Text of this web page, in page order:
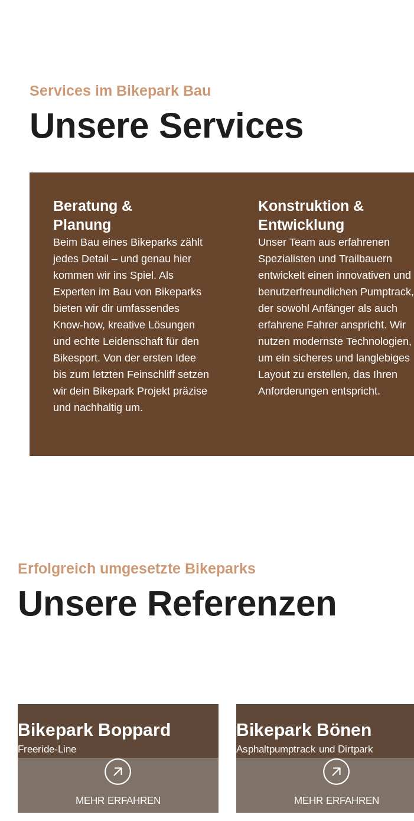
Services im Bikepark Bau
Unsere Services
Beratung &
Planung
Beim Bau eines Bikeparks zählt
jedes Detail – und genau hier
kommen wir ins Spiel. Als
Experten im Bau von Bikeparks
bieten wir dir umfassendes
Know-how, kreative Lösungen
und echte Leidenschaft für den
Bikesport. Von der ersten Idee
bis zum letzten Feinschliff setzen
wir dein Bikepark Projekt präzise
und nachhaltig um.
Konstruktion &
Entwicklung
Unser Team aus erfahrenen
Spezialisten und Trailbauern
entwickelt einen innovativen und
benutzerfreundlichen Pumptrack,
der sowohl Anfänger als auch
erfahrene Fahrer anspricht. Wir
nutzen modernste Technologien,
um ein sicheres und langlebiges
Layout zu erstellen, das Ihren
Anforderungen entspricht.
Erfolgreich umgesetzte Bikeparks
Unsere Referenzen
Bikepark Boppard
Freeride-Line
MEHR ERFAHREN
Bikepark Bönen
Asphaltpumptrack und Dirtpark
MEHR ERFAHREN